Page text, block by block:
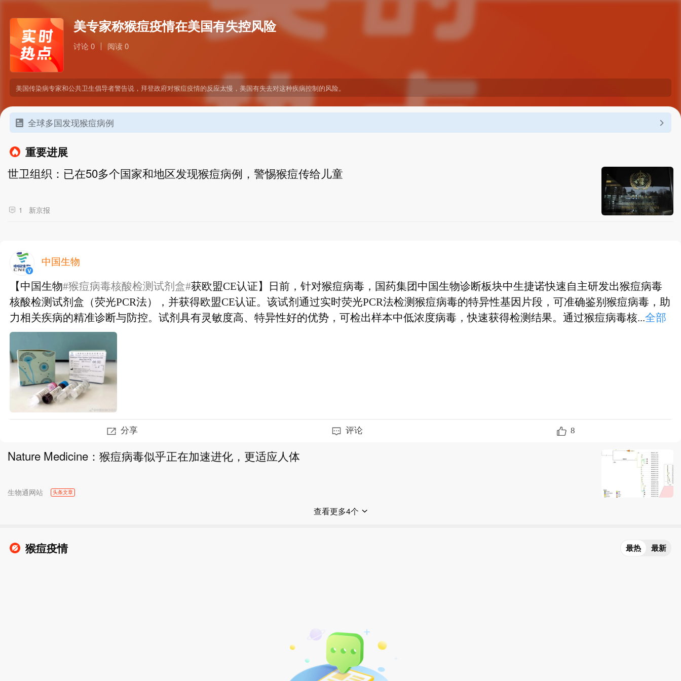
美专家称猴痘疫情在美国有失控风险
讨论 0 阅读 0
美国传染病专家和公共卫生倡导者警告说，拜登政府对猴痘疫情的反应太慢，美国有失去对这种疾病控制的风险。
全球多国发现猴痘病例
重要进展
世卫组织：已在50多个国家和地区发现猴痘病例，警惕猴痘传给儿童
1 新京报
中国生物
【中国生物#猴痘病毒核酸检测试剂盒#获欧盟CE认证】日前，针对猴痘病毒，国药集团中国生物诊断板块中生捷诺快速自主研发出猴痘病毒
核酸检测试剂盒（荧光PCR法），并获得欧盟CE认证。该试剂通过实时荧光PCR法检测猴痘病毒的特异性基因片段，可准确鉴别猴痘病毒，助
力相关疾病的精准诊断与防控。试剂具有灵敏度高、特异性好的优势，可检出样本中低浓度病毒，快速获得检测结果。通过猴痘病毒核...全部
【中国生物#猴痘病毒核酸检测试剂盒#
核酸检测试剂盒（荧光PCR法），并获得欧盟CE认证。该试剂通过实时荧光PCR法检测猴痘病毒的特异性基因片段，可准确鉴别猴痘病毒，助
力相关疾病的精准诊断与防控。试剂具有灵敏度高、特异性好的优势，可检出样本中低浓度病毒，快速获得检测结果。通过猴痘病毒核酸...
部
分享 评论 8
Nature Medicine：猴痘病毒似乎正在加速进化，更适应人体
生物通网站 头条文章
查看更多4个
猴痘疫情 最热 最新